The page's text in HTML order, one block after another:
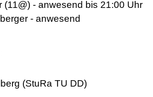
(11@) - anwesend bis 21:00 Uhr
- anwesend
(StuRa TU DD)